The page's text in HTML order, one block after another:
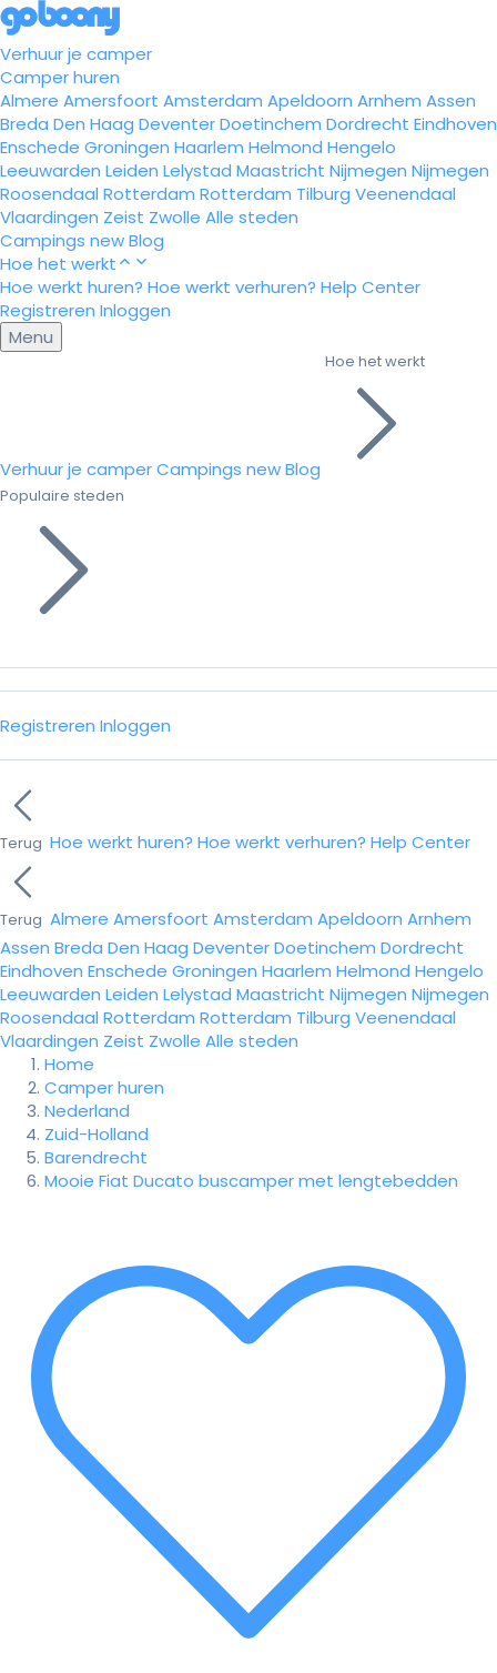
Verhuur je camper
Camper huren
Almere Amersfoort Amsterdam Apeldoorn Arnhem Assen
Breda Den Haag DeventerDoetinchem Dordrecht Eindhoven
Enschede Groningen Haarlem Helmond Hengelo
Leeuwarden Leiden Lelystad Maastricht Nijmegen Nijmegen
Roosendaal Rotterdam Rotterdam Tilburg Veenendaal
Vlaardingen Zeist Zwolle Alle steden
Campings newBlog
Hoe het werkt
Hoe werkt huren? Hoe werkt verhuren? Help Center
Registreren Inloggen
Menu
Verhuur je camperCampings newBlog
Hoe het werkt
Populaire steden
Registreren Inloggen
Terug Hoe werkt huren? Hoe werkt verhuren? Help Center
Terug Almere Amersfoort Amsterdam Apeldoorn Arnhem
Assen Breda Den Haag DeventerDoetinchem Dordrecht
Eindhoven Enschede Groningen Haarlem Helmond Hengelo
Leeuwarden Leiden Lelystad Maastricht Nijmegen Nijmegen
Roosendaal Rotterdam Rotterdam Tilburg Veenendaal
Vlaardingen Zeist Zwolle Alle steden
Home
Camper huren
Nederland
Zuid-Holland
Barendrecht
Mooie Fiat Ducato buscamper met lengtebedden